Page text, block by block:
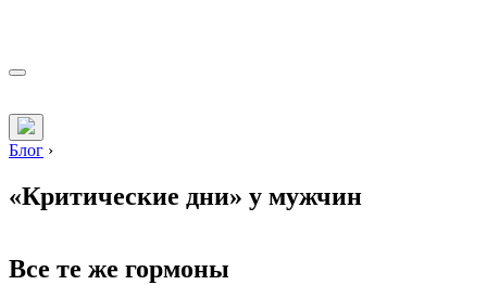
Блог ›
«Критические дни» у мужчин
Все те же гормоны